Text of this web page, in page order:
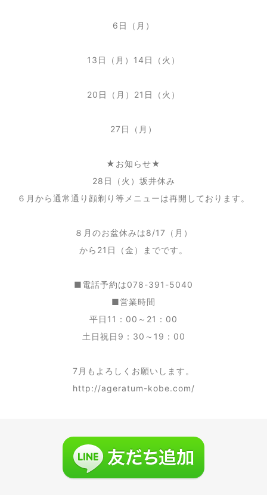
6日（月）
13日（月）14日（火）
20日（月）21日（火）
27日（月）
★お知らせ★
28日（火）坂井休み
６月から通常通り顔剃り等メニューは再開しております。
８月のお盆休みは8/17（月）
から21日（金）までです。
■電話予約は078-391-5040
■営業時間
平日11：00～21：00
土日祝日9：30～19：00
7月もよろしくお願いします。
http://ageratum-kobe.com/